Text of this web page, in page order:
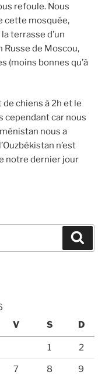
refoule. Nous
cette mosquée,
terrasse d’un
de Moscou,
(moins bonnes qu’à
chiens à 2h et le
cependant car nous
nous a
n’est
notre dernier jour
V S D
1 2
7 8 9